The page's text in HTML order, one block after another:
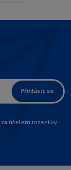
Přihlásit se
za účelem rozesílky